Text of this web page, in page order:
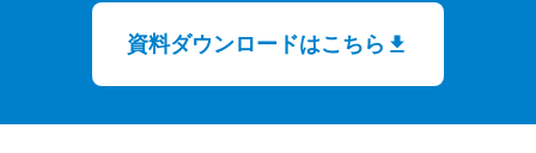
資料ダウンロードはこちら